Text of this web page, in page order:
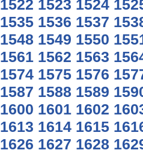
1522 1523 1524
1535 1536 1537
1548 1549 1550
1561 1562 1563
1574 1575 1576
1587 1588 1589
1600 1601 1602
1613 1614 1615
1626 1627 1628